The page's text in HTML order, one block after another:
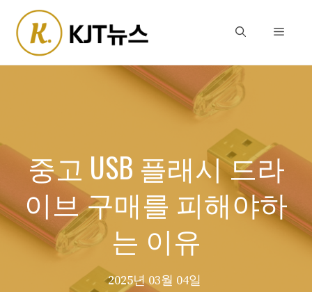
content
Menu
중고 USB 플래시 드라
이브 구매를 피해야하
는 이유
2025년 03월 04일